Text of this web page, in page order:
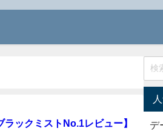
ックミストNo.1レビュー】 デ